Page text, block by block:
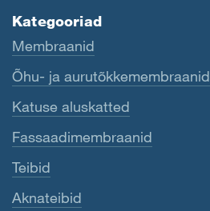
Kategooriad
Membraanid
Õhu- ja aurutõkkemembraanid
Katuse aluskatted
Fassaadimembraanid
Teibid
Aknateibid